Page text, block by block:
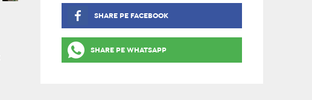
SHARE PE FACEBOOK
SHARE PE WHATSAPP